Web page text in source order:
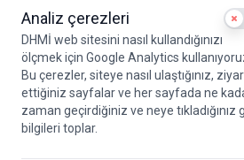
Analiz çerezleri
DHMİ web sitesini nasıl kullandığınızı
ölçmek için Google Analytics
Bu çerezler, siteye nasıl ulaştığınız,
ettiğiniz sayfalar ve her sayfada ne
zaman geçirdiğiniz ve neye tıkladığınız
bilgileri toplar.
Yönetim Kurulu Başkanı ve Genel
Twitter hesabından ( @dhmihkeskin
)
hakkında şu bilgileri verdi:
Yolcu dostu havalimanlarımızda 2 GB
Rehberim yenilendi! 📱
Misafirlerimizine dijital çözümler ve
#UçuşRehberim yeni özellikleriyle artık